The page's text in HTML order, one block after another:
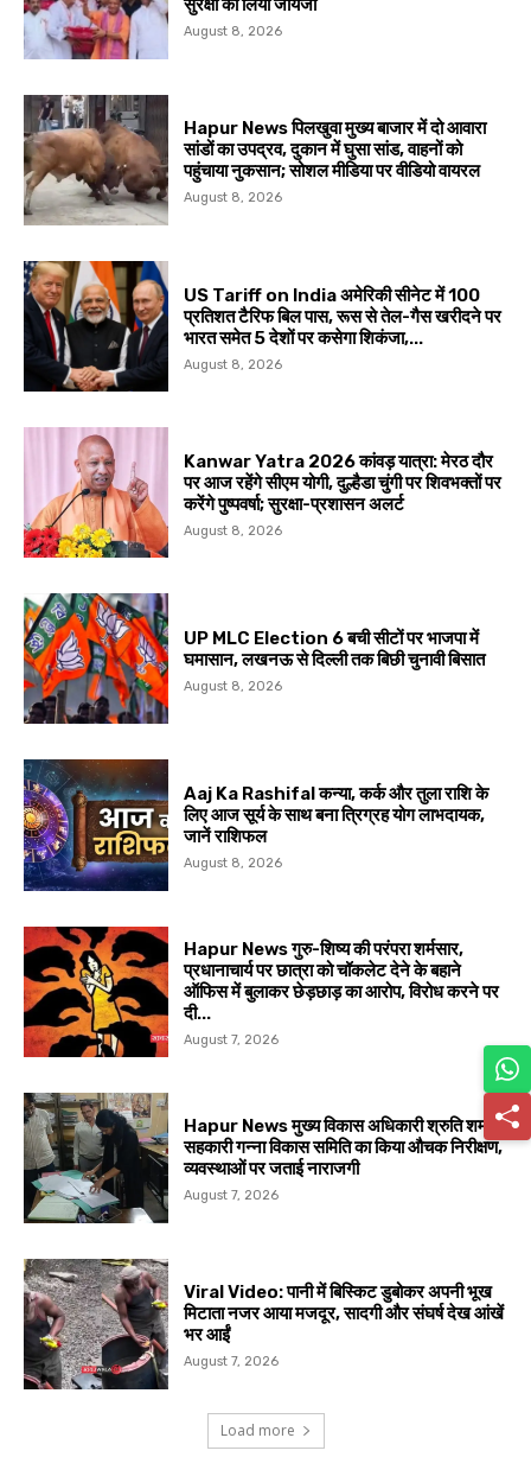
सुरक्षा का लिया जायजा
August 8, 2026
Hapur News पिलखुवा मुख्य बाजार में दो आवारा
सांडों का उपद्रव, दुकान में घुसा सांड, वाहनों को
पहुंचाया नुकसान; सोशल मीडिया पर वीडियो वायरल
August 8, 2026
US Tariff on India अमेरिकी सीनेट में 100
प्रतिशत टैरिफ बिल पास, रूस से तेल-गैस खरीदने पर
भारत समेत 5 देशों पर कसेगा शिकंजा,...
August 8, 2026
Kanwar Yatra 2026 कांवड़ यात्रा: मेरठ दौर
पर आज रहेंगे सीएम योगी, दुल्हैडा चुंगी पर शिवभक्तों पर
करेंगे पुष्पवर्षा; सुरक्षा-प्रशासन अलर्ट
August 8, 2026
UP MLC Election 6 बची सीटों पर भाजपा में
घमासान, लखनऊ से दिल्ली तक बिछी चुनावी बिसात
August 8, 2026
Aaj Ka Rashifal कन्या, कर्क और तुला राशि के
लिए आज सूर्य के साथ बना त्रिग्रह योग लाभदायक,
जानें राशिफल
August 8, 2026
Hapur News गुरु-शिष्य की परंपरा शर्मसार,
प्रधानाचार्य पर छात्रा को चॉकलेट देने के बहाने
ऑफिस में बुलाकर छेड़छाड़ का आरोप, विरोध करने पर
दी...
August 7, 2026
Hapur News मुख्य विकास अधिकारी श्रुति शर्मा ने
सहकारी गन्ना विकास समिति का किया औचक निरीक्षण,
व्यवस्थाओं पर जताई नाराजगी
August 7, 2026
Viral Video: पानी में बिस्किट डुबोकर अपनी भूख
मिटाता नजर आया मजदूर, सादगी और संघर्ष देख आंखें
भर आईं
August 7, 2026
Load more